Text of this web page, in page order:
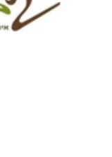
כשר. מקום
ביאליק -